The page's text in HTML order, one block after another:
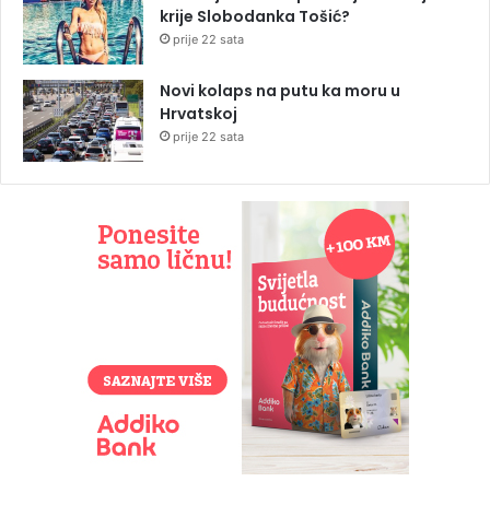
krije Slobodanka Tošić?
prije 22 sata
Novi kolaps na putu ka moru u
Hrvatskoj
prije 22 sata